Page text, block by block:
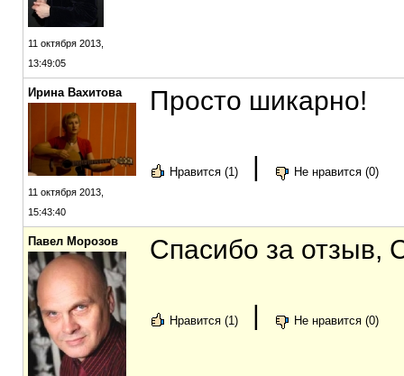
11 октября 2013,
13:49:05
Ирина Вахитова
11 октября 2013,
15:43:40
Просто шикарно!
Нравится (1) | Не нравится (0)
Павел Морозов Спасибо за отзыв,
Нравится (1) | Не нравится (0)